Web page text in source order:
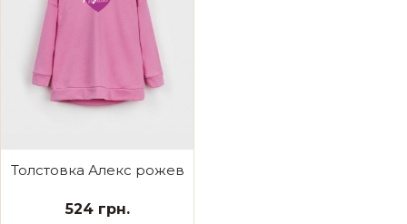
Толстовка Алекс рожева Вродлива як мама
524 грн.